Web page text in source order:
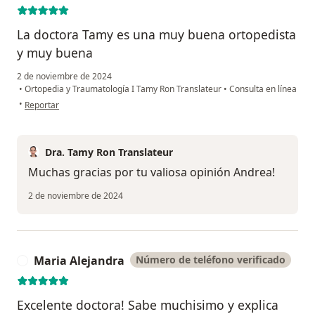
La doctora Tamy es una muy buena ortopedista
y muy buena
2 de noviembre de 2024
• Ortopedia y Traumatología I Tamy Ron Translateur • Consulta en línea
• en opinión del usuario Andrea Ramírez
Reportar
Dra. Tamy Ron Translateur
Muchas gracias por tu valiosa opinión Andrea!
2 de noviembre de 2024
Maria Alejandra Número de teléfono verificado
Excelente doctora! Sabe muchisimo y explica